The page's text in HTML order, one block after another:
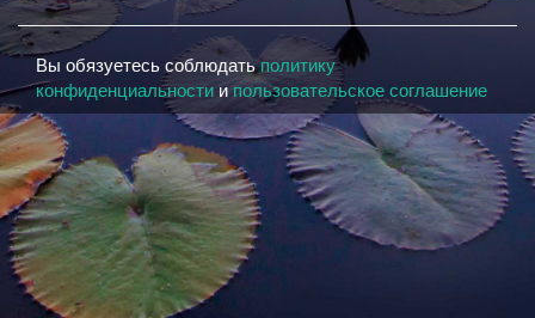
Вы обязуетесь соблюдатьполитику
конфиденциальностиипользовательское соглашение